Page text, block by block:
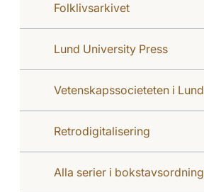
Folklivsarkivet
Lund University Press
Vetenskapssocieteten i Lund
Retrodigitalisering
Alla serier i bokstavsordning